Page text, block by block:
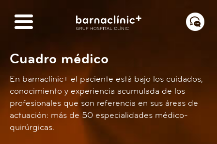
Cuadro médico
En barnaclínic+ el paciente está bajo los cuidados,
conocimiento y experiencia acumulada de los
profesionales que son referencia en sus áreas de
actuación: más de 50 especialidades médico-
quirúrgicas.